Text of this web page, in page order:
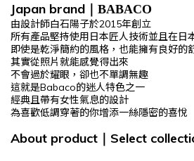
Japan brand ｜BABACO
由設計師白石陽子於2015年創立
所有產品堅持使用日本匠人技術並且在日
即使是乾淨簡約的風格，也能擁有良好的
其實從照片就能感覺得出來
不會過於耀眼，卻也不單調無趣
這就是Babaco的迷人特色之一
經典且帶有女性氣息的設計
為喜歡低調穿著的你增添一絲隱密的喜悅
About product Select